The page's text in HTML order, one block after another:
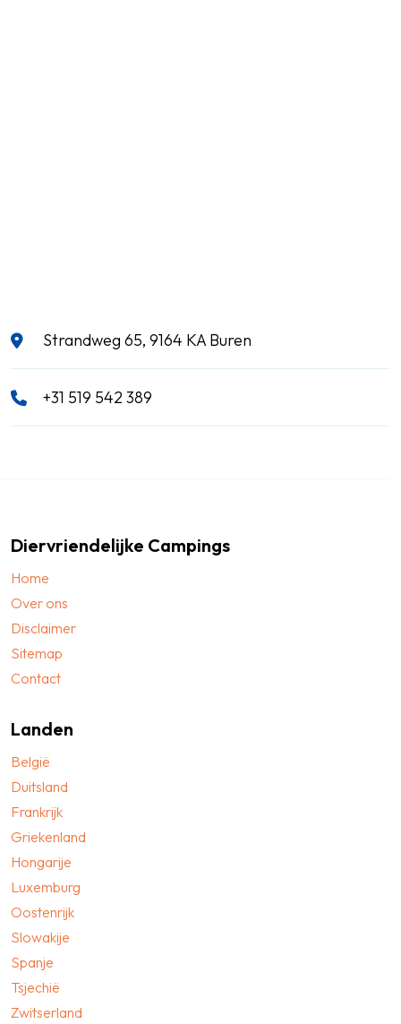
Strandweg 65, 9164 KA Buren
+31 519 542 389
Diervriendelijke Campings
Home
Over ons
Disclaimer
Sitemap
Contact
Landen
België
Duitsland
Frankrijk
Griekenland
Hongarije
Luxemburg
Oostenrijk
Slowakije
Spanje
Tsjechië
Zwitserland